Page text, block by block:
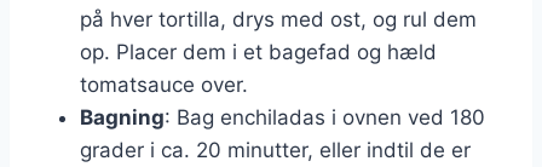
på hver tortilla, drys med ost, og rul dem
op. Placer dem i et bagefad og hæld
tomatsauce over.
Bagning: Bag enchiladas i ovnen ved 180
grader i ca. 20 minutter, eller indtil de er